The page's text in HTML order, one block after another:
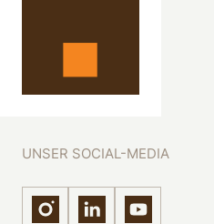
UNSER SOCIAL-MEDIA